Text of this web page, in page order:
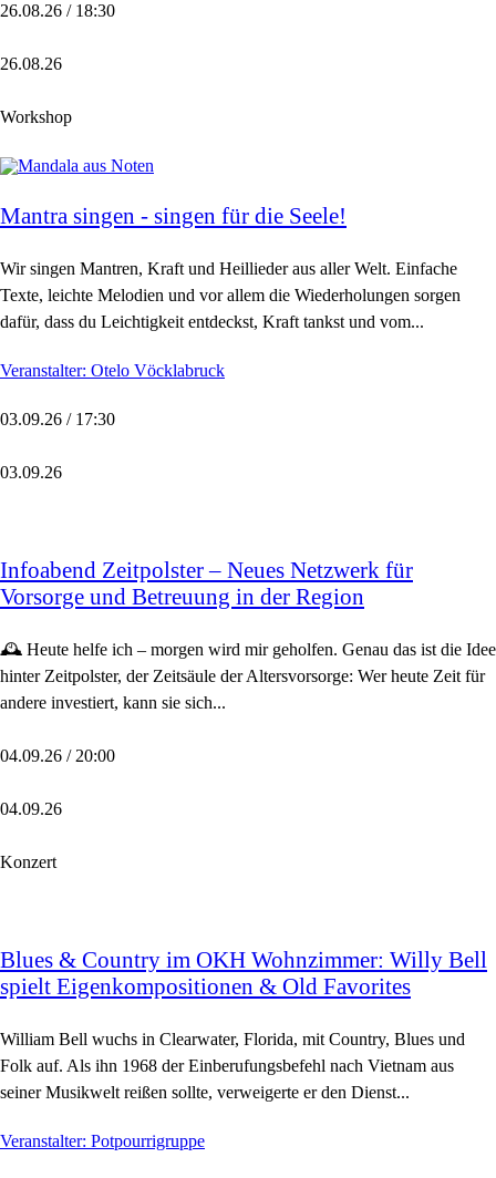
26.08.26 / 18:30
26.08.26
Workshop
Mantra singen - singen für die Seele!
Wir singen Mantren, Kraft und Heillieder aus aller Welt. Einfache
Texte, leichte Melodien und vor allem die Wiederholungen sorgen
dafür, dass du Leichtigkeit entdeckst, Kraft tankst und vom...
Veranstalter: Otelo Vöcklabruck
03.09.26 / 17:30
03.09.26
Infoabend Zeitpolster – Neues Netzwerk für
Vorsorge und Betreuung in der Region
🕰️ Heute helfe ich – morgen wird mir geholfen. Genau das ist die Idee
hinter Zeitpolster, der Zeitsäule der Altersvorsorge: Wer heute Zeit für
andere investiert, kann sie sich...
04.09.26 / 20:00
04.09.26
Konzert
Blues & Country im OKH Wohnzimmer: Willy Bell
spielt Eigenkompositionen & Old Favorites
William Bell wuchs in Clearwater, Florida, mit Country, Blues und
Folk auf. Als ihn 1968 der Einberufungsbefehl nach Vietnam aus
seiner Musikwelt reißen sollte, verweigerte er den Dienst...
Veranstalter: Potpourrigruppe